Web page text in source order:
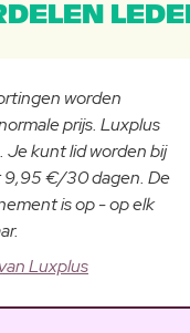
worden
prijs. Luxplus
Je kunt lid worden bij
9,95 €/30 dagen. De
is op - op elk
Luxplus